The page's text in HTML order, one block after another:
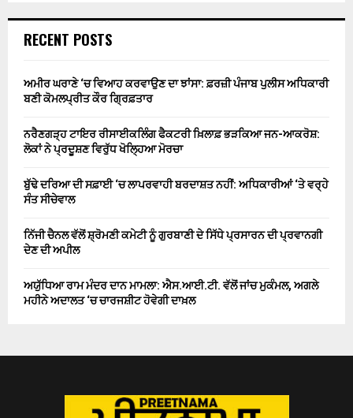
RECENT POSTS
ਅਮੀਰ ਘਰਾਣੇ ‘ਚ ਵਿਆਹ ਕਰਵਾਉਣ ਦਾ ਝਾਂਸਾ: ਫ਼ਰਜ਼ੀ ਪੰਜਾਬ ਪੁਲੀਸ ਅਧਿਕਾਰੀ
ਬਣੀ ਕੋਮਲਪ੍ਰੀਤ ਕੌਰ ਗ੍ਰਿਫ਼ਤਾਰ
ਨਰੈਣਗੜ੍ਹ ਟਾਇਰ ਰੀਸਾਈਕਲਿੰਗ ਫੈਕਟਰੀ ਖ਼ਿਲਾਫ਼ ਭੜਕਿਆ ਜਨ-ਆਕਰੋਸ਼:
ਲੋਕਾਂ ਨੇ ਪ੍ਰਦੂਸ਼ਣ ਵਿਰੁੱਧ ਖੋਲ੍ਹਿਆ ਮੋਰਚਾ
ਬੁੱਢੇ ਦਰਿਆ ਦੀ ਸਫ਼ਾਈ ‘ਚ ਲਾਪਰਵਾਹੀ ਬਰਦਾਸ਼ਤ ਨਹੀਂ: ਅਧਿਕਾਰੀਆਂ ‘ਤੇ ਵਰ੍ਹੇ
ਸੰਤ ਸੀਚੇਵਾਲ
ਨਿੱਜੀ ਚੈਨਲ ਵੱਲੋਂ ਸ਼੍ਰੋਮਣੀ ਕਮੇਟੀ ਨੂੰ ਗੁਰਬਾਣੀ ਦੇ ਸਿੱਧੇ ਪ੍ਰਸਾਰਨ ਦੀ ਪ੍ਰਵਾਨਗੀ
ਦੇਣ ਦੀ ਅਪੀਲ
ਅਯੁੱਧਿਆ ਰਾਮ ਮੰਦਰ ਦਾਨ ਮਾਮਲਾ: ਐਸ.ਆਈ.ਟੀ. ਵੱਲੋਂ ਜਾਂਚ ਮੁਕੰਮਲ, ਅਗਲੇ
ਮਹੀਨੇ ਅਦਾਲਤ ‘ਚ ਚਾਰਜਸ਼ੀਟ ਹੋਵੇਗੀ ਦਾਖ਼ਲ